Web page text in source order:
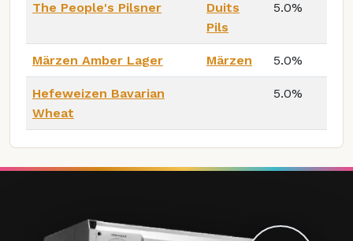
The People's Pilsner
Duits
Pils
5.0%
Märzen Amber Lager Märzen 5.0%
Hefeweizen Bavarian
Wheat
5.0%